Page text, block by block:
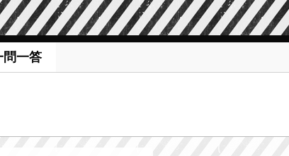
問一答